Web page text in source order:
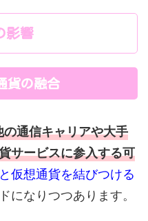
影響
貨の融合
の通信キャリアや大手
サービスに参入する可
仮想通貨を結びつける
になりつつあります。